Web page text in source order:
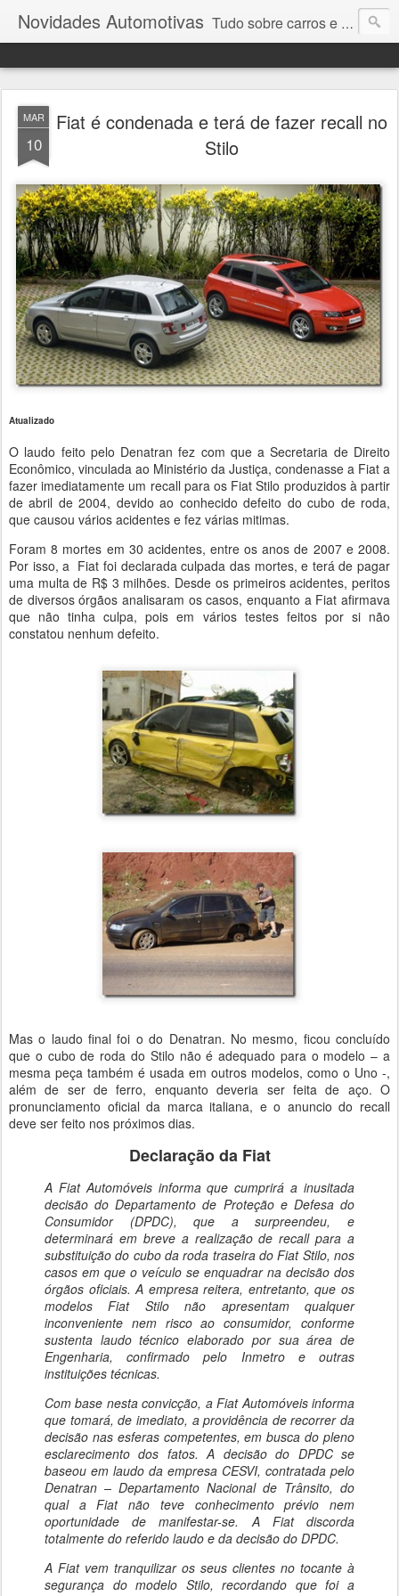
Novidades Automotivas Tudo sobre carros e motores
MAR
10
Fiat é condenada e terá de fazer recall no
Stilo
Atualizado
O laudo feito pelo Denatran fez com que a Secretaria de Direito
Econômico, vinculada ao Ministério da Justiça, condenasse a Fiat a
fazer imediatamente um recall para os Fiat Stilo produzidos à partir
de abril de 2004, devido ao conhecido defeito do cubo de roda,
que causou vários acidentes e fez várias mitimas.
Foram 8 mortes em 30 acidentes, entre os anos de 2007 e 2008.
Por isso, a Fiat foi declarada culpada das mortes, e terá de pagar
uma multa de R$ 3 milhões. Desde os primeiros acidentes, peritos
de diversos órgãos analisaram os casos, enquanto a Fiat afirmava
que não tinha culpa, pois em vários testes feitos por si não
constatou nenhum defeito.
Mas o laudo final foi o do Denatran. No mesmo, ficou concluído
que o cubo de roda do Stilo não é adequado para o modelo – a
mesma peça também é usada em outros modelos, como o Uno -,
além de ser de ferro, enquanto deveria ser feita de aço. O
pronunciamento oficial da marca italiana, e o anuncio do recall
deve ser feito nos próximos dias.
Declaração da Fiat
A Fiat Automóveis informa que cumprirá a inusitada
decisão do Departamento de Proteção e Defesa do
Consumidor (DPDC), que a surpreendeu, e
determinará em breve a realização de recall para a
substituição do cubo da roda traseira do Fiat Stilo, nos
casos em que o veículo se enquadrar na decisão dos
órgãos oficiais. A empresa reitera, entretanto, que os
modelos Fiat Stilo não apresentam qualquer
inconveniente nem risco ao consumidor, conforme
sustenta laudo técnico elaborado por sua área de
Engenharia, confirmado pelo Inmetro e outras
instituições técnicas.
Com base nesta convicção, a Fiat Automóveis informa
que tomará, de imediato, a providência de recorrer da
decisão nas esferas competentes, em busca do pleno
esclarecimento dos fatos. A decisão do DPDC se
baseou em laudo da empresa CESVI, contratada pelo
Denatran – Departamento Nacional de Trânsito, do
qual a Fiat não teve conhecimento prévio nem
oportunidade de manifestar-se. A Fiat discorda
totalmente do referido laudo e da decisão do DPDC.
A Fiat vem tranquilizar os seus clientes no tocante à
segurança do modelo Stilo, recordando que foi a